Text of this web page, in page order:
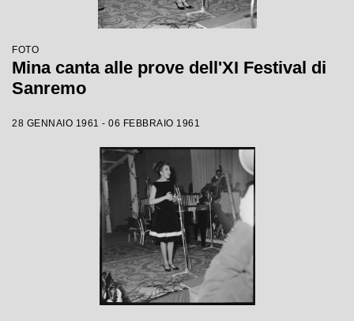
FOTO
Mina canta alle prove dell'XI Festival di
Sanremo
28 GENNAIO 1961 - 06 FEBBRAIO 1961